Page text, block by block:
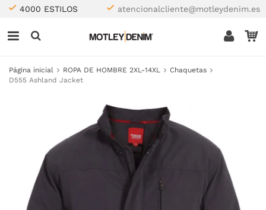
4000 ESTILOS atencionalcliente@motleydenim.es
Página inicial ROPA DE HOMBRE 2XL-14XL
Chaquetas
D555 Ashland Jacket